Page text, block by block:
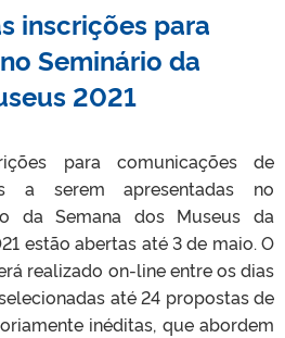
inscrições para
Seminário da
2021
para comunicações de
a serem apresentadas no
da Semana dos Museus da
estão abertas até 3 de maio. O
realizado on-line entre os dias
até 24 propostas de
inéditas, que abordem